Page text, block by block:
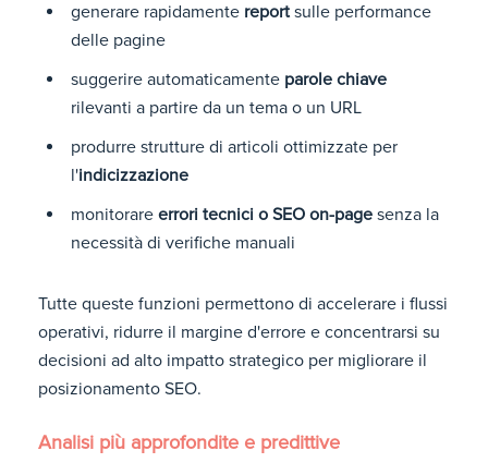
generare rapidamente reportsulle performance
delle pagine
suggerire automaticamente parole chiave
rilevanti a partire da un tema o un URL
produrre strutture di articoli ottimizzate per
l'indicizzazione
monitorare errori tecnici o SEO on-page senza la
necessità di verifiche manuali
Tutte queste funzioni permettono di accelerare i flussi
operativi, ridurre il margine d'errore e concentrarsi su
decisioni ad alto impatto strategico per migliorare il
posizionamento SEO.
Analisi più approfondite e predittive